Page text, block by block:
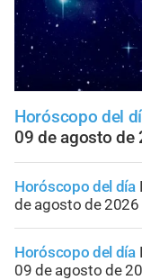
Horóscopo del
09 de agosto de
Horóscopo del día
de agosto de 2026
Horóscopo del día
09 de agosto de